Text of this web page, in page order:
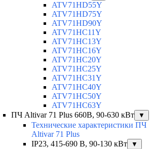
ATV71HD55Y
ATV71HD75Y
ATV71HD90Y
ATV71HC11Y
ATV71HC13Y
ATV71HC16Y
ATV71HC20Y
ATV71HC25Y
ATV71HC31Y
ATV71HC40Y
ATV71HC50Y
ATV71HC63Y
ПЧ Altivar 71 Plus 660В, 90-630 кВт
▼
Технические характеристики ПЧ
Altivar 71 Plus
IP23, 415-690 B, 90-130 кВт
▼